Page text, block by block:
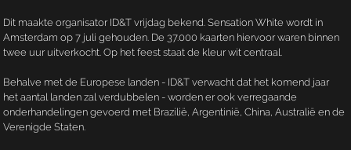
Dit maakte organisator ID&T vrijdag bekend. Sensation White wordt in
Amsterdam op 7 juli gehouden. De 37.000 kaarten hiervoor waren binnen
twee uur uitverkocht. Op het feest staat de kleur wit centraal.
Behalve met de Europese landen - ID&T verwacht dat het komend jaar
het aantal landen zal verdubbelen - worden er ook verregaande
onderhandelingen gevoerd met Brazilië, Argentinië, China, Australië en de
Verenigde Staten.